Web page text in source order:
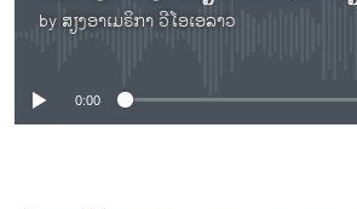
by ສຽງອາເມຣິກາ ວີໂອເອລາວ
No media source currently
0:00